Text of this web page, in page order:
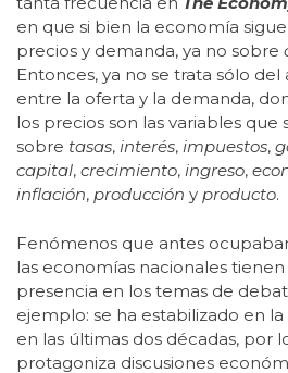
en que si bien la economía
precios y demanda, ya no sobre
Entonces, ya no se trata sólo del
entre la oferta y la demanda,
los precios son las variables que
sobre tasas, interés, impuestos,
capital, crecimiento, ingreso,
inflación, producción y producto.
Fenómenos que antes
las economías nacionales
presencia en los temas de
ejemplo: se ha estabilizado en
en las últimas dos décadas, por
protagoniza discusiones